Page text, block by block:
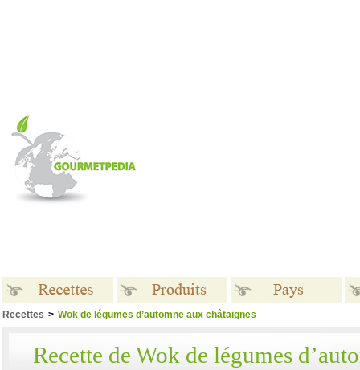
Recettes > Wok de légumes d’automne aux châtaignes
Recette de Wok de légumes